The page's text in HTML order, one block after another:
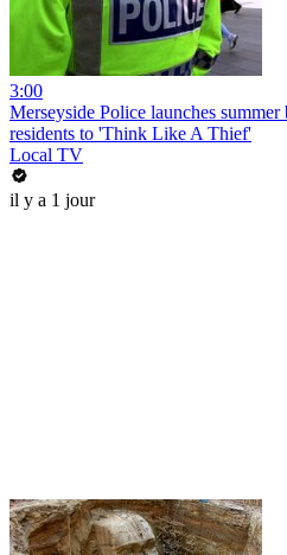
3:00
Merseyside Police launches
residents to 'Think Like A Thief'
Local TV
il y a 1 jour